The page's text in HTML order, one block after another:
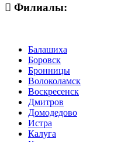
Филиалы:
Балашиха
Боровск
Бронницы
Волоколамск
Воскресенск
Дмитров
Домодедово
Истра
Калуга